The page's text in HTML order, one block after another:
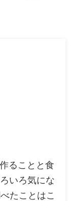
ることと食
いろ気にな
たことはこ